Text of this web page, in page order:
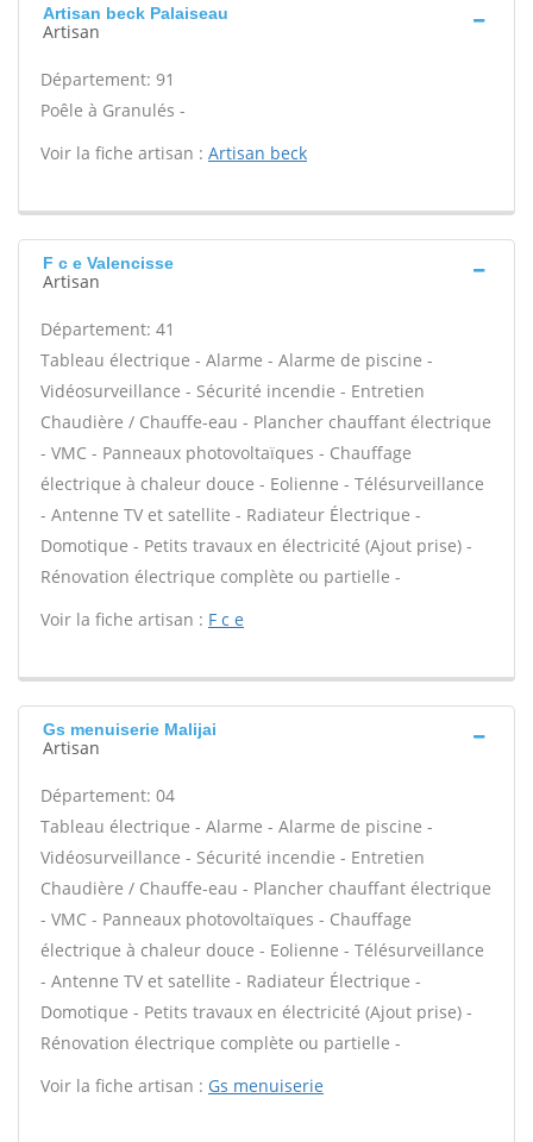
Artisan beck Palaiseau
Artisan
Département: 91
Poêle à Granulés -
Voir la fiche artisan : Artisan beck
F c e Valencisse
Artisan
Département: 41
Tableau électrique - Alarme - Alarme de piscine -
Vidéosurveillance - Sécurité incendie - Entretien
Chaudière / Chauffe-eau - Plancher chauffant électrique
- VMC - Panneaux photovoltaïques - Chauffage
électrique à chaleur douce - Eolienne - Télésurveillance
- Antenne TV et satellite - Radiateur Électrique -
Domotique - Petits travaux en électricité (Ajout prise) -
Rénovation électrique complète ou partielle -
Voir la fiche artisan : F c e
Gs menuiserie Malijai
Artisan
Département: 04
Tableau électrique - Alarme - Alarme de piscine -
Vidéosurveillance - Sécurité incendie - Entretien
Chaudière / Chauffe-eau - Plancher chauffant électrique
- VMC - Panneaux photovoltaïques - Chauffage
électrique à chaleur douce - Eolienne - Télésurveillance
- Antenne TV et satellite - Radiateur Électrique -
Domotique - Petits travaux en électricité (Ajout prise) -
Rénovation électrique complète ou partielle -
Voir la fiche artisan : Gs menuiserie